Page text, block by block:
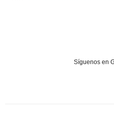
Síguenos en